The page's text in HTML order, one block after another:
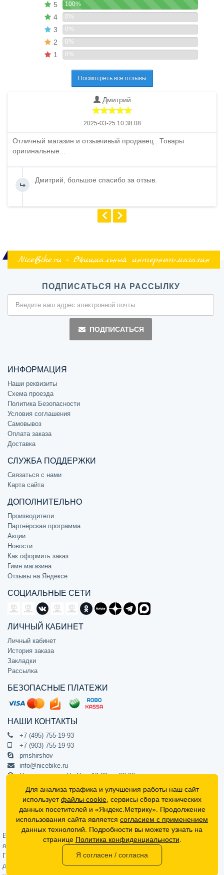
5 100%
4 0%
3 0%
2 0%
1 0%
Посмотреть все отзывы
Дмитрий
2025-03-25 10:38:08
Отличный магазин и отзывчивый продавец . Товары
оригинальные...
Дмитрий, большое спасибо за отзыв.
NiceBike.ru - Официальный интернет-магазин
ПОДПИСАТЬСЯ НА РАССЫЛКУ
ПОДПИСАТЬСЯ
ИНФОРМАЦИЯ
Наши реквизиты
Схема проезда
Политика Безопасности
Условия соглашения
Самовывоз
Оплата заказа
Доставка
СЛУЖБА ПОДДЕРЖКИ
Связаться с нами
Карта сайта
ДОПОЛНИТЕЛЬНО
Производители
Партнёрская программа
Акции
Новости
Как оформить заказ
Гимн магазина
Отзывы на Яндексе
СОЦИАЛЬНЫЕ СЕТИ
ЛИЧНЫЙ КАБИНЕТ
Личный кабинет
История заказа
Закладки
Рассылка
БЕЗОПАСНЫЕ ПЛАТЕЖИ
НАШИ КОНТАКТЫ
+7 (495) 755-19-93
+7 (903) 755-19-93
pmshirshov
info@nicebike.ru
Прием звонков Пн-Пт с 10:00 до 20:00
ПВЗ Пн-Пт с 10:00 до 20:00
г. Москва, ул. Барклая 13с1
подъезд 1, цокольный этаж, офис 1
Официальный интернет-магазин NiceBike © 2012 - 2026
Вся информация на сайте носит ознакомительный характер, не
является публичной офертой (определяемой положениями Статьи 437
Гражданского кодекса РФ) и не может в полной мере передавать
достоверную информацию о свойствах, комплектации и
Для анализа трафика и улучшения работы наш сайт
используетфайлы cookie , сервисы сбора технических
данных посетителей и «Яндекс.Метрику». Продолжение
использования сайта является согласием с применением
данных технологий. Подробности вы можете узнать на
странице Политика конфиденциальности
Я согласен / согласна